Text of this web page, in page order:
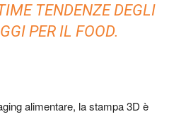
TENDENZE DEGLI
PER IL FOOD.
alimentare, la stampa 3D è